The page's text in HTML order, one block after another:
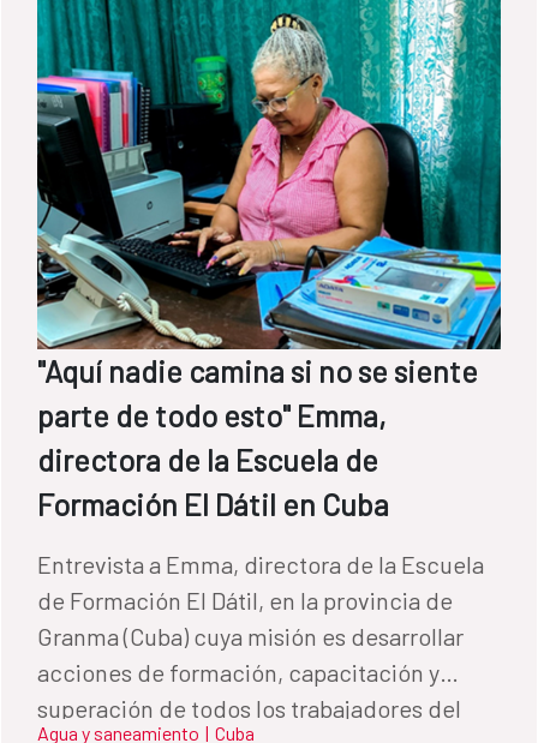
"Aquí nadie camina si no se siente
parte de todo esto" Emma,
directora de la Escuela de
Formación El Dátil en Cuba
Entrevista a Emma, directora de la Escuela
de Formación El Dátil, en la provincia de
Granma (Cuba) cuya misión es desarrollar
acciones de formación, capacitación y
superación de todos los trabajadores del
Agua y saneamiento | Cuba